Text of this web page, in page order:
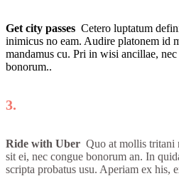
Get city passes Cetero luptatum
inimicus no eam. Audire platonem id
mandamus cu. Pri in wisi ancillae,
bonorum..
3.
Ride with Uber Quo at mollis tritani
sit ei, nec congue bonorum an. In
scripta probatus usu. Aperiam ex his,